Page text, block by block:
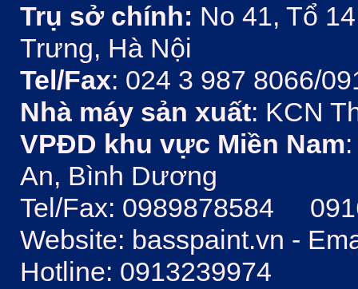
Trụ sở chính: No 41, Tổ
Trưng, Hà Nội
Tel/Fax: 024 3 987 8066/
Nhà máy sản xuất: KCN
VPĐD khu vực Miền Nam
An, Bình Dương
Tel/Fax: 0989878584
Website: basspaint.vn -
Hotline: 0913239974